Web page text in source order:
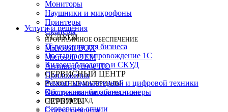
Мониторы
Наушники и микрофоны
Принтеры
Сканеры
ПРОГРАММНОЕ ОБЕСПЕЧЕНИЕ
Microsoft BOX
Microsoft OEM
Антивирусное ПО
Приложения
РАСХОДНЫЕ МАТЕРИАЛЫ
Картриджи, барабаны, тонеры
СЕРВЕРЫ И СХД
Серверные опции
Услуги и решения
УСЛУГИ
IT-решения для бизнеса
Поставка и сопровождение 1C
Видеонаблюдение и СКУД
СЕРВИСНЫЙ ЦЕНТР
Ремонт компьютерной и цифровой техники
Обслуживание оргтехники
СЕРВИСЫ
Статус ремонта